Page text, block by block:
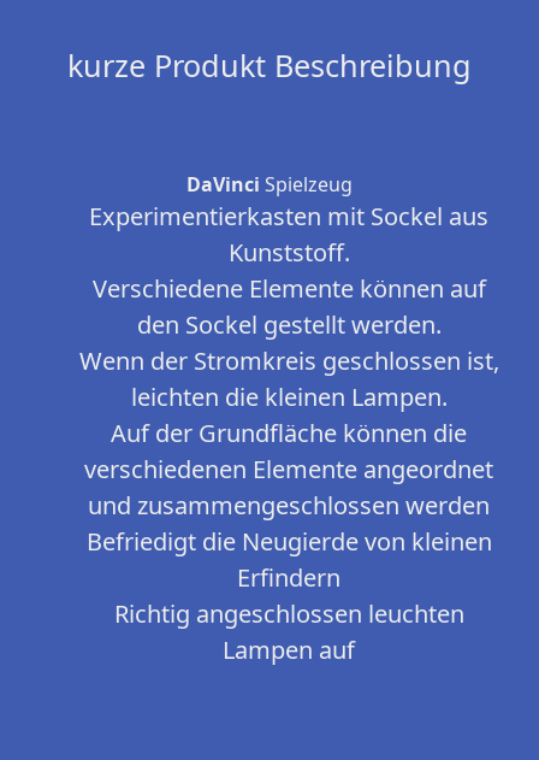
kurze Produkt Beschreibung
DaVinci Spielzeug
Experimentierkasten mit Sockel aus
Kunststoff.
Verschiedene Elemente können auf
den Sockel gestellt werden.
Wenn der Stromkreis geschlossen ist,
leichten die kleinen Lampen.
Auf der Grundfläche können die
verschiedenen Elemente angeordnet
und zusammengeschlossen werden
Befriedigt die Neugierde von kleinen
Erfindern
Richtig angeschlossen leuchten
Lampen auf